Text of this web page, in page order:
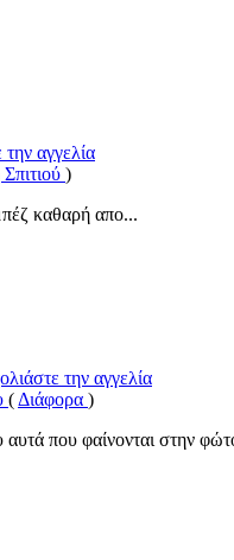
την αγγελία
)
καθαρή απο...
την αγγελία
( Διάφορα )
αυτά που φαίνονται στην